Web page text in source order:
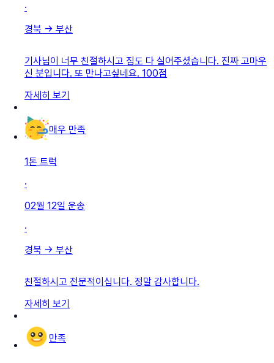
·
경북 → 부산
기사님이 너무 친절하시고 짐도 다 실어주셨습니다. 진짜 고마우
신 분입니다. 또 만나고싶네요. 100점
자세히 보기
매우 만족
1톤 트럭
·
02월 12일 운송
·
경북 → 부산
친절하시고 전문적이십니다. 정말 감사합니다.
자세히 보기
만족